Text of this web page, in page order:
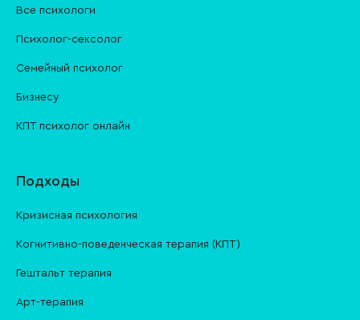
Все психологи
Психолог-сексолог
Семейный психолог
Бизнесу
КПТ психолог онлайн
Подходы
Кризисная психология
Когнитивно-поведенческая терапия (КПТ)
Гештальт терапия
Арт-терапия